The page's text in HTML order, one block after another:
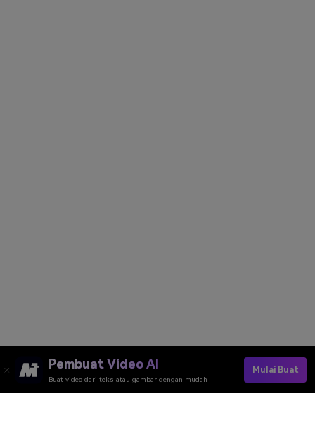
Pembuat Video AI
Buat video dari teks atau gambar dengan mudah
Mulai Buat